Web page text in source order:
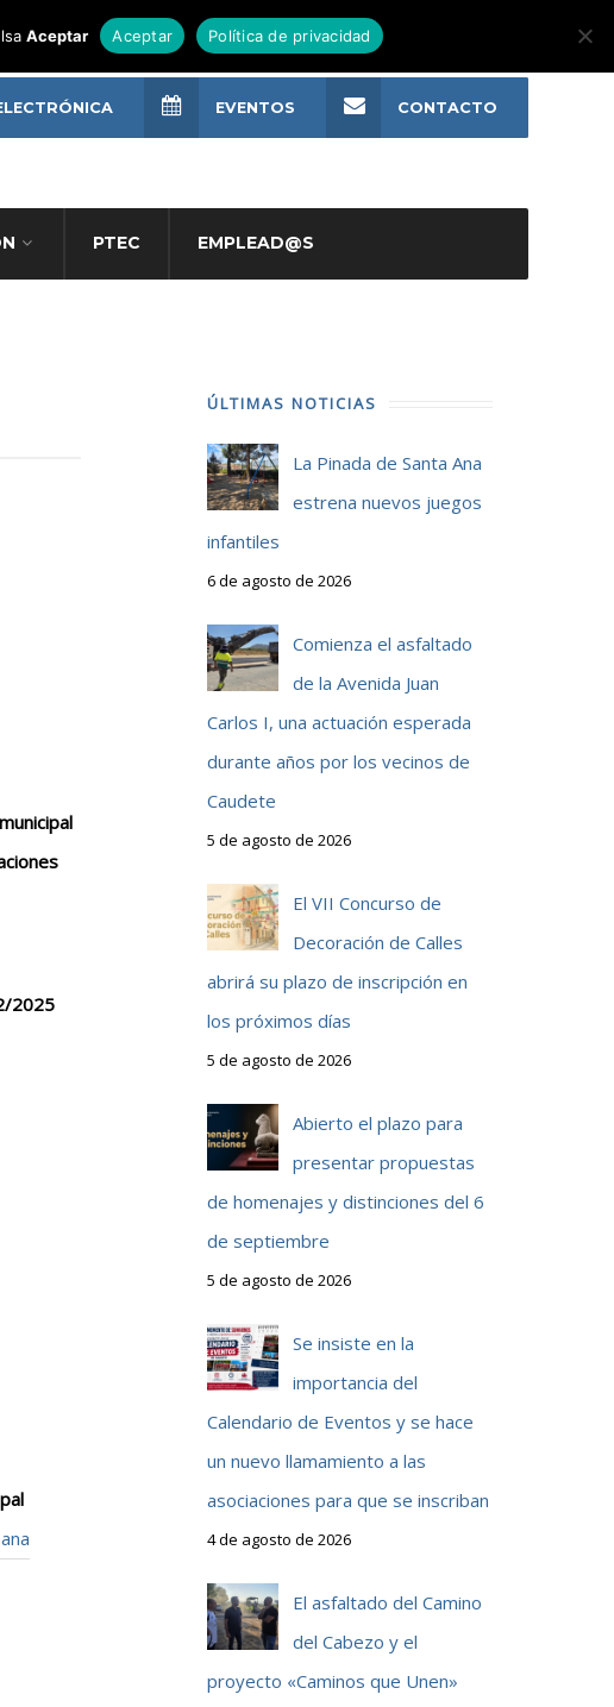
PTEC EMPLEAD@S
EVENTOS CONTACTO
2025
ÚLTIMAS NOTICIAS
La Pinada de Santa Ana
estrena nuevos juegos
infantiles
6 de agosto de 2026
Comienza el asfaltado
de la Avenida Juan
Carlos I, una actuación esperada
durante años por los vecinos de
Caudete
5 de agosto de 2026
El VII Concurso de
Decoración de Calles
abrirá su plazo de inscripción en
los próximos días
5 de agosto de 2026
Abierto el plazo para
presentar propuestas
de homenajes y distinciones del 6
de septiembre
5 de agosto de 2026
Se insiste en la
importancia del
Calendario de Eventos y se hace
un nuevo llamamiento a las
asociaciones para que se inscriban
4 de agosto de 2026
El asfaltado del Camino
del Cabezo y el
proyecto «Caminos que Unen»
Aceptar Aceptar Política de privacidad